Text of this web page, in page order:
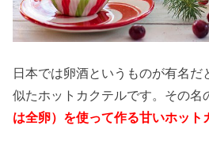
日本では卵酒というものが有名だ
似たホットカクテルです。その名
は全卵）を使って作る甘いホット